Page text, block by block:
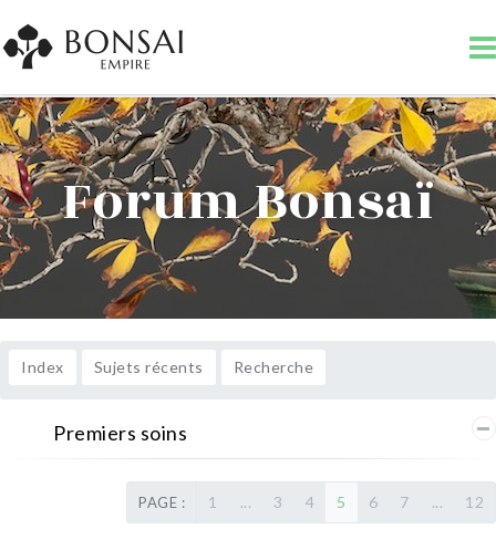
Forum Bonsaï
Index Sujets récents Recherche
Premiers soins
PAGE : 1 ... 3 4 5 6 7 ... 12